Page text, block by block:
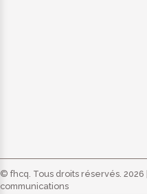
© fhcq. Tous droits réservés. 2026
communications